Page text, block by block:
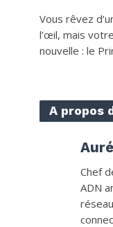
Vous rêvez
l’œil, mais
nouvelle : le
A propos
Chef
ADN